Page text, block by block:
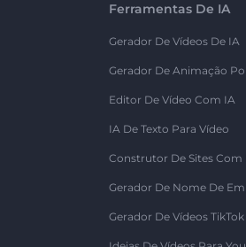
Ferramentas De IA
Gerador De Vídeos De IA
Gerador De Animação
Editor De Vídeo Com IA
IA De Texto Para Vídeo
Construtor De Sites Com
Gerador De Nome De
Gerador De Vídeos